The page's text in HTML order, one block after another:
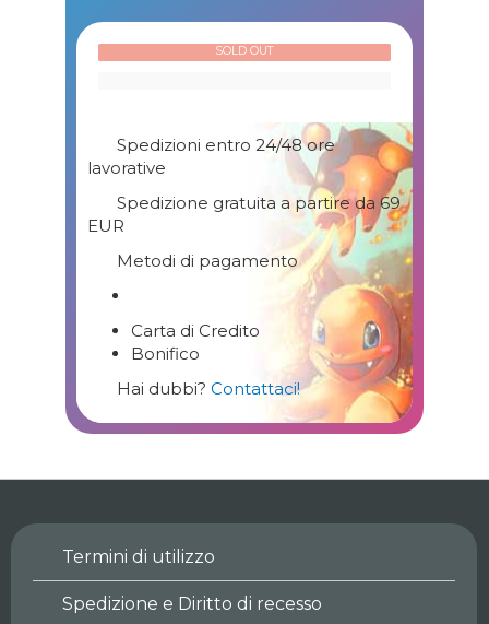
Spedizioni entro 24/48 ore
lavorative
Spedizione gratuita a partire da 69
EUR
Metodi di pagamento
Carta di Credito
Bonifico
Hai dubbi? Contattaci!
SOLD OUT
Termini di utilizzo
Spedizione e Diritto di recesso